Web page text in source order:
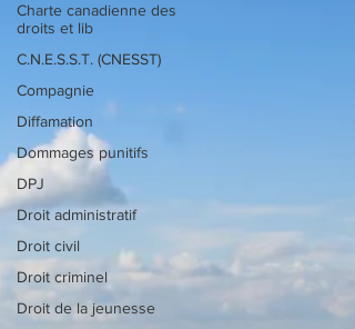
Charte canadienne des
droits et lib
C.N.E.S.S.T. (CNESST)
Compagnie
Diffamation
Dommages punitifs
DPJ
Droit administratif
Droit civil
Droit criminel
Droit de la jeunesse